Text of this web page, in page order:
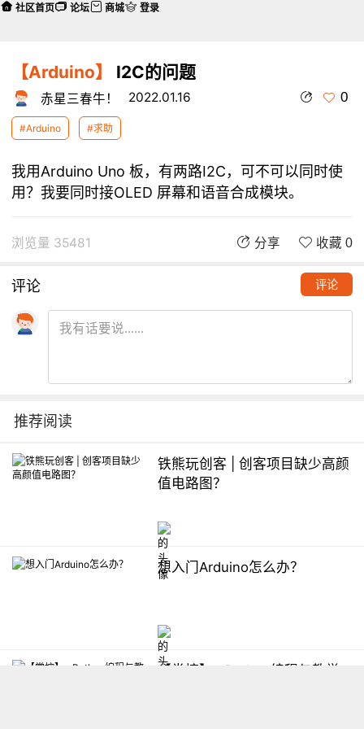
【Arduino】 I2C的问题
赤星三春牛！ 2022.01.16 0
#Arduino #求助
我用Arduino Uno 板，有两路I2C，可不可以同时使
用？我要同时接OLED 屏幕和语音合成模块。
浏览量 35481 分享 收藏 0
评论 评论
推荐阅读
铁熊玩创客 | 创客项目缺少高颜
值电路图？
想入门Arduino怎么办？
【掌控】mPython编程与教学
社区首页 论坛 商城 登录